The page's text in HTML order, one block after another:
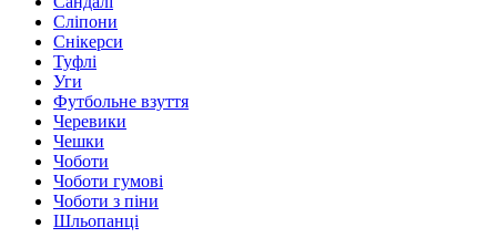
Сліпони
Снікерси
Туфлі
Уги
Футбольне взуття
Черевики
Чешки
Чоботи
Чоботи гумові
Чоботи з піни
Шльопанці